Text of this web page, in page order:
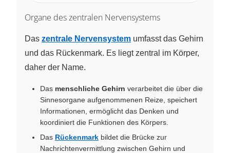
Organe des zentralen Nervensystems
Das zentrale Nervensystem umfasst das Gehirn
und das Rückenmark. Es liegt zentral im Körper,
daher der Name.
Das menschliche Gehirn verarbeitet die über die
Sinnesorgane aufgenommenen Reize, speichert
Informationen, ermöglicht das Denken und
koordiniert die Funktionen des Körpers.
Das Rückenmark bildet die Brücke zur
Nachrichtenvermittlung zwischen Gehirn und